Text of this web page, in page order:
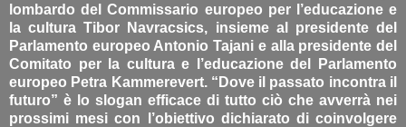
lombardo del Commissario europeo per l’educazione e
la cultura Tibor Navracsics, insieme al presidente del
Parlamento europeo Antonio Tajani e alla presidente del
Comitato per la cultura e l’educazione del Parlamento
europeo Petra Kammerevert. “Dove il passato incontra il
futuro” è lo slogan efficace di tutto ciò che avverrà nei
prossimi mesi con l’obiettivo dichiarato di coinvolgere